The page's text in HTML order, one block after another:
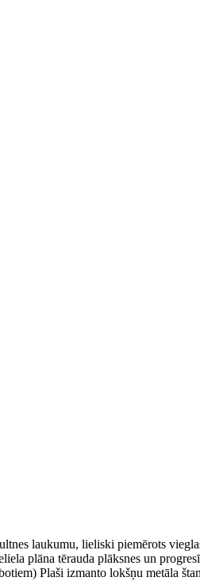
laukumu, lieliski piemērots
plāna tērauda plāksnes un
Plaši izmanto lokšņu metāla